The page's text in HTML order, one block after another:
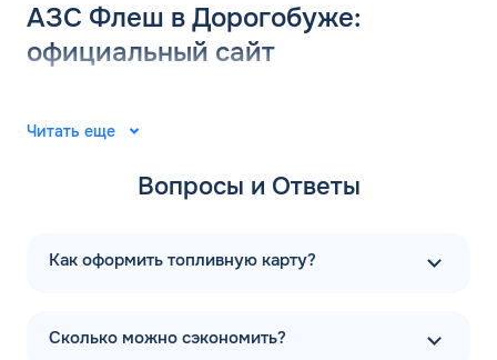
АЗС Флеш в Дорогобуже:
официальный сайт
2008 году. Специалисты разработали и внедрили
автоматические автозаправочные станции на
выпущены для АЗС “Газпром”. В последующие годы
Первая заправочная станция под названием АЗС Флеш в
Дорогобуже Смоленской области появилась в 2015 году.
ввод новейшего инновационного решения -
Читать еще
Вопросы и Ответы
Как оформить топливную карту?
Сколько можно сэкономить?
ЗАКАЗАТЬ
ОБРАТНЫЙ ЗВОНОК
Телефон*
Email*
Мы свяжемся с Вами в ближайшее
по МСК